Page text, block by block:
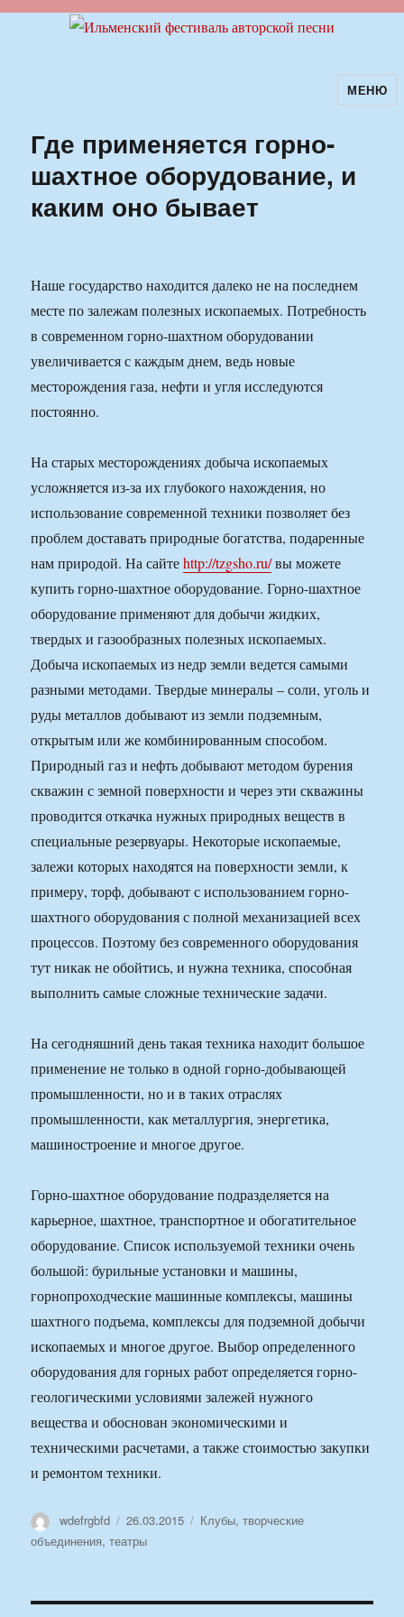
Ильменский фестиваль авторскойМЕНЮ
Где применяется горно-
шахтное оборудование, и
каким оно бывает
Наше государство находится далеко не на последнем
месте по залежам полезных ископаемых. Потребность
в современном горно-шахтном оборудовании
увеличивается с каждым днем, ведь новые
месторождения газа, нефти и угля исследуются
постоянно.
На старых месторождениях добыча ископаемых
усложняется из-за их глубокого нахождения, но
использование современной техники позволяет без
проблем доставать природные богатства, подаренные
нам природой. На сайтеhttp://tzgsho.ru/вы можете
купить горно-шахтное оборудование. Горно-шахтное
оборудование применяют для добычи жидких,
твердых и газообразных полезных ископаемых.
Добыча ископаемых из недр земли ведется самыми
разными методами. Твердые минералы – соли, уголь и
руды металлов добывают из земли подземным,
открытым или же комбинированным способом.
Природный газ и нефть добывают методом бурения
скважин с земной поверхности и через эти скважины
проводится откачка нужных природных веществ в
специальные резервуары. Некоторые ископаемые,
залежи которых находятся на поверхности земли, к
примеру, торф, добывают с использованием горно-
шахтного оборудования с полной механизацией всех
процессов. Поэтому без современного оборудования
тут никак не обойтись, и нужна техника, способная
выполнить самые сложные технические задачи.
На сегодняшний день такая техника находит большое
применение не только в одной горно-добывающей
промышленности, но и в таких отраслях
промышленности, как металлургия, энергетика,
машиностроение и многое другое.
Горно-шахтное оборудование подразделяется на
карьерное, шахтное, транспортное и обогатительное
оборудование. Список используемой техники очень
большой: бурильные установки и машины,
горнопроходческие машинные комплексы, машины
шахтного подъема, комплексы для подземной добычи
ископаемых и многое другое. Выбор определенного
оборудования для горных работ определяется горно-
геологическими условиями залежей нужного
вещества и обоснован экономическими и
техническими расчетами, а также стоимостью закупки
и ремонтом техники.
Автор
wdefrgbfd Опубликовано
26.03.2015 Рубрики
Клубы, творческие
объединения, театры